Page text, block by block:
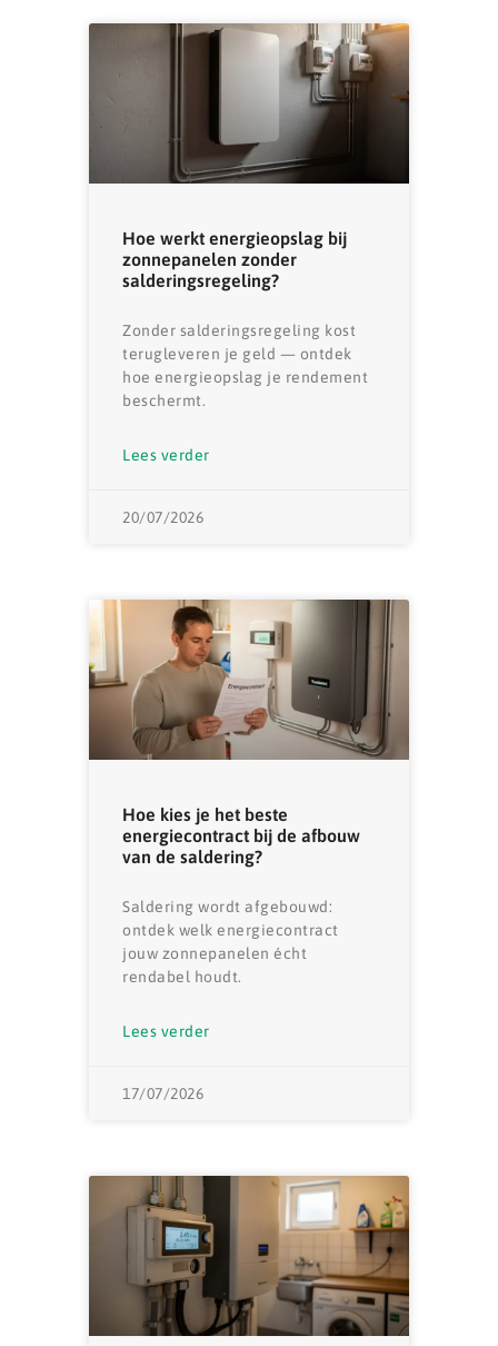
Hoe werkt energieopslag bij
zonnepanelen zonder
salderingsregeling?
Zonder salderingsregeling kost
terugleveren je geld — ontdek
hoe energieopslag je rendement
beschermt.
Lees verder
20/07/2026
Hoe kies je het beste
energiecontract bij de afbouw
van de saldering?
Saldering wordt afgebouwd:
ontdek welk energiecontract
jouw zonnepanelen écht
rendabel houdt.
Lees verder
17/07/2026